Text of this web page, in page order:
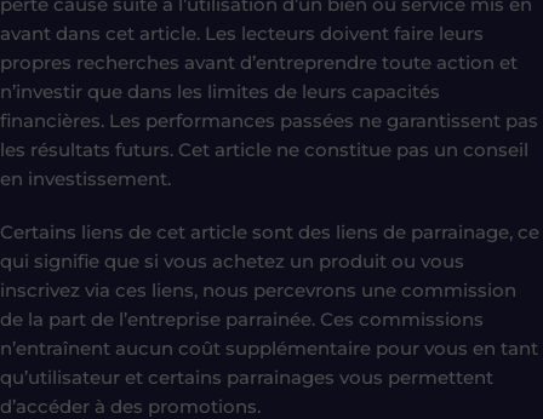
avant dans cet article. Les lecteurs doivent faire leurs
propres recherches avant d’entreprendre toute action et
n’investir que dans les limites de leurs capacités
financières. Les performances passées ne garantissent pas
les résultats futurs. Cet article ne constitue pas un conseil
en investissement.
Certains liens de cet article sont des liens de parrainage, ce
qui signifie que si vous achetez un produit ou vous
inscrivez via ces liens, nous percevrons une commission
de la part de l’entreprise parrainée. Ces commissions
n’entraînent aucun coût supplémentaire pour vous en tant
qu’utilisateur et certains parrainages vous permettent
d’accéder à des promotions.